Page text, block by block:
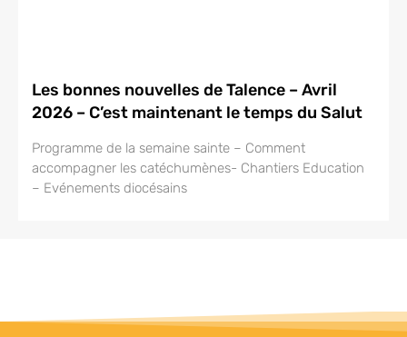
Les bonnes nouvelles de Talence – Avril
2026 – C’est maintenant le temps du Salut
Programme de la semaine sainte – Comment
accompagner les catéchumènes- Chantiers Education
– Evénements diocésains